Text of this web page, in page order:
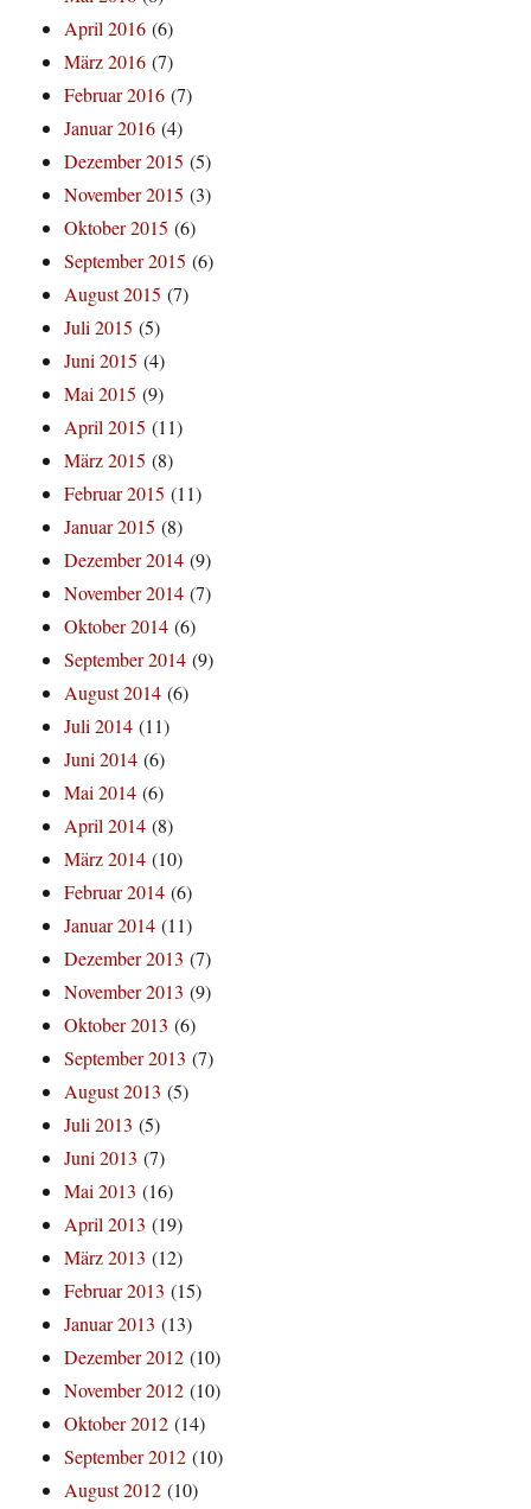
April 2016 (6)
März 2016 (7)
Februar 2016 (7)
Januar 2016 (4)
Dezember 2015 (5)
November 2015 (3)
Oktober 2015 (6)
September 2015 (6)
August 2015 (7)
Juli 2015 (5)
Juni 2015 (4)
Mai 2015 (9)
April 2015 (11)
März 2015 (8)
Februar 2015 (11)
Januar 2015 (8)
Dezember 2014 (9)
November 2014 (7)
Oktober 2014 (6)
September 2014 (9)
August 2014 (6)
Juli 2014 (11)
Juni 2014 (6)
Mai 2014 (6)
April 2014 (8)
März 2014 (10)
Februar 2014 (6)
Januar 2014 (11)
Dezember 2013 (7)
November 2013 (9)
Oktober 2013 (6)
September 2013 (7)
August 2013 (5)
Juli 2013 (5)
Juni 2013 (7)
Mai 2013 (16)
April 2013 (19)
März 2013 (12)
Februar 2013 (15)
Januar 2013 (13)
Dezember 2012 (10)
November 2012 (10)
Oktober 2012 (14)
September 2012 (10)
August 2012 (10)